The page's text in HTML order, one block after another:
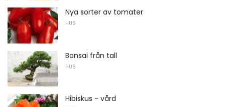
Nya sorter av tomater
HUS
Bonsai från tall
HUS
Hibiskus - vård